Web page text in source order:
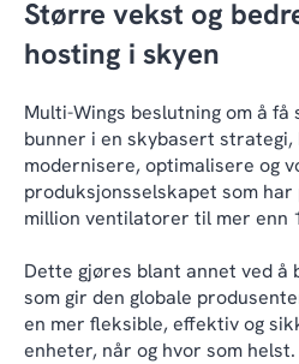
Større vekst og
hosting i skyen
Multi-Wings beslutning om å
bunner i en skybasert strategi,
modernisere, optimalisere og
produksjonsselskapet som
million ventilatorer til mer enn
Dette gjøres blant annet ved å
som gir den globale
en mer fleksible, effektiv og
enheter, når og hvor som